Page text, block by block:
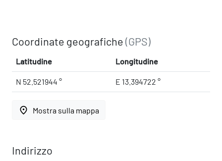
Coordinate geografiche(GPS)
Latitudine Longitudine
N 52.521944 ° E 13.394722 °
place Mostra sulla mappa
Indirizzo